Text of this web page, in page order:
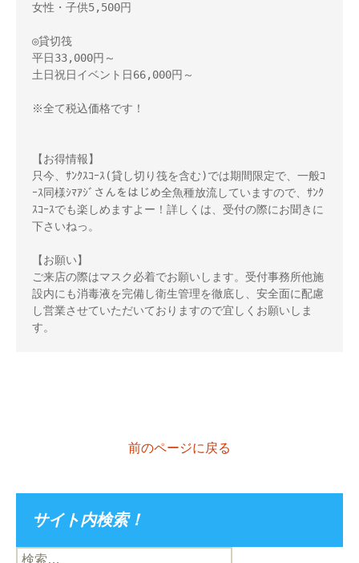
女性・子供5,500円
◎貸切筏
平日33,000円～
土日祝日イベント日66,000円～
※全て税込価格です！
【お得情報】
只今、ｻﾝｸｽｺｰｽ(貸し切り筏を含む)では期間限定で、一般ｺ
ｰｽ同様ｼﾏｱｼﾞさんをはじめ全魚種放流していますので、ｻﾝｸ
ｽｺｰｽでも楽しめますよー！詳しくは、受付の際にお聞きに
下さいねっ。
【お願い】
ご来店の際はマスク必着でお願いします。受付事務所他施
設内にも消毒液を完備し衛生管理を徹底し、安全面に配慮
し営業させていただいておりますので宜しくお願いしま
す。
前のページに戻る
サイト内検索！
検